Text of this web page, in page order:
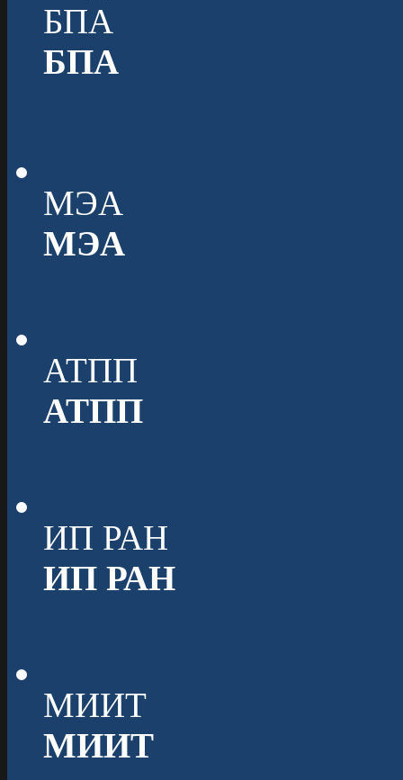
БПА
БПА
МЭА
МЭА
АТПП
АТПП
ИП РАН
ИП РАН
МИИТ
МИИТ